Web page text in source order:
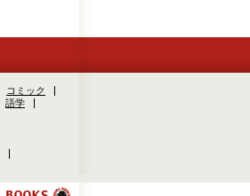
コミック
語学